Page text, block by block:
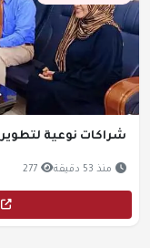
شراكات نوعية لتطوير
منذ 53 دقيقة 277